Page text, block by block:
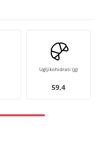
Ugljikohidrati (g)
59,4